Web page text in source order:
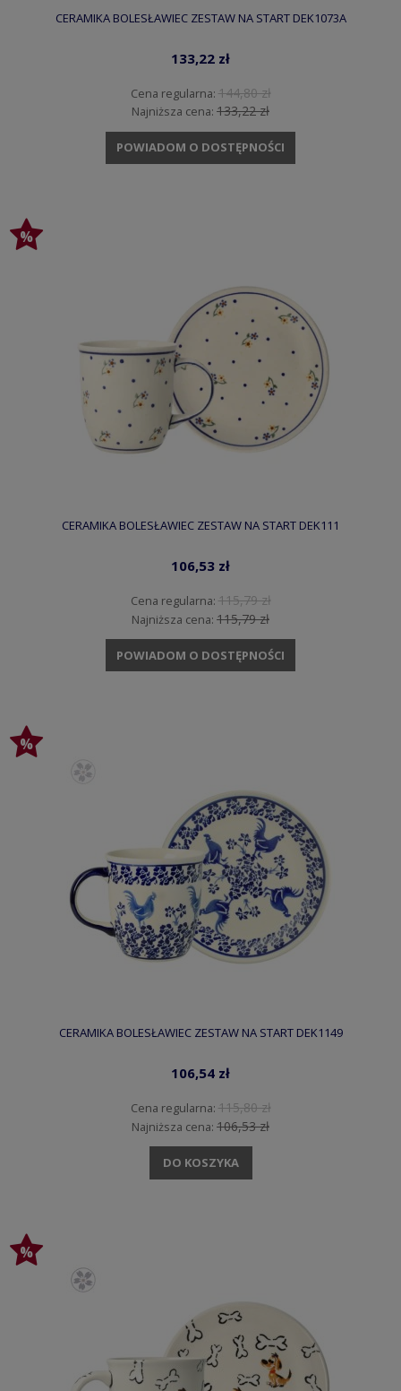
CERAMIKA BOLESŁAWIEC ZESTAW NA START DEK1073A
133,22 zł
Cena regularna: 144,80 zł
Najniższa cena: 133,22 zł
POWIADOM O DOSTĘPNOŚCI
CERAMIKA BOLESŁAWIEC ZESTAW NA START DEK111
106,53 zł
Cena regularna: 115,79 zł
Najniższa cena: 115,79 zł
POWIADOM O DOSTĘPNOŚCI
CERAMIKA BOLESŁAWIEC ZESTAW NA START DEK1149
106,54 zł
Cena regularna: 115,80 zł
Najniższa cena: 106,53 zł
DO KOSZYKA